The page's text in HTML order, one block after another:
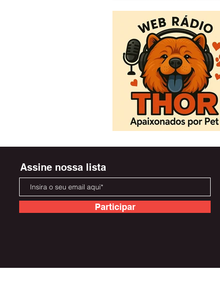
Assine nossa lista
Participar